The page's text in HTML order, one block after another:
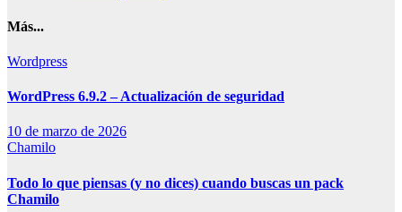
Más...
Wordpress
WordPress 6.9.2 – Actualización de seguridad
10 de marzo de 2026
Chamilo
Todo lo que piensas (y no dices) cuando buscas un pack
Chamilo